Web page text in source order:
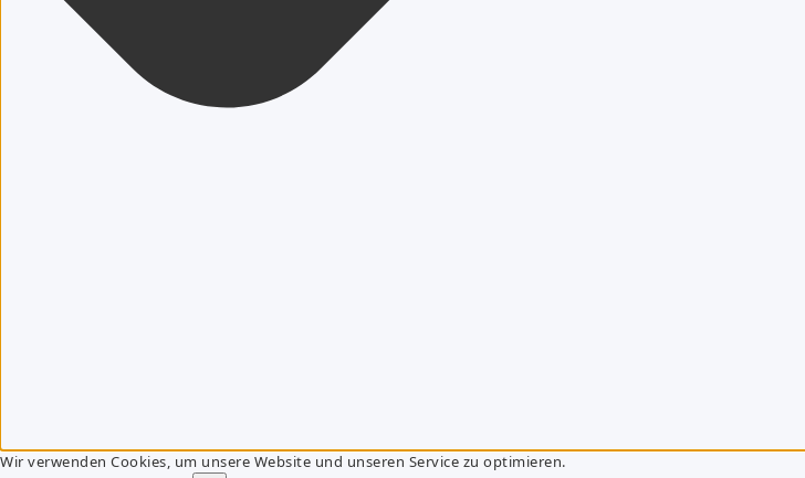
Wir verwenden Cookies, um unsere Website und unseren Service zu optimieren.